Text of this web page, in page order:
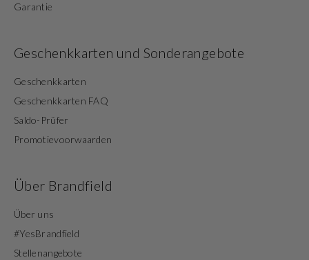
Garantie
Geschenkkarten und Sonderangebote
Geschenkkarten
Geschenkkarten FAQ
Saldo-Prüfer
Promotievoorwaarden
Über Brandfield
Über uns
#YesBrandfield
Stellenangebote